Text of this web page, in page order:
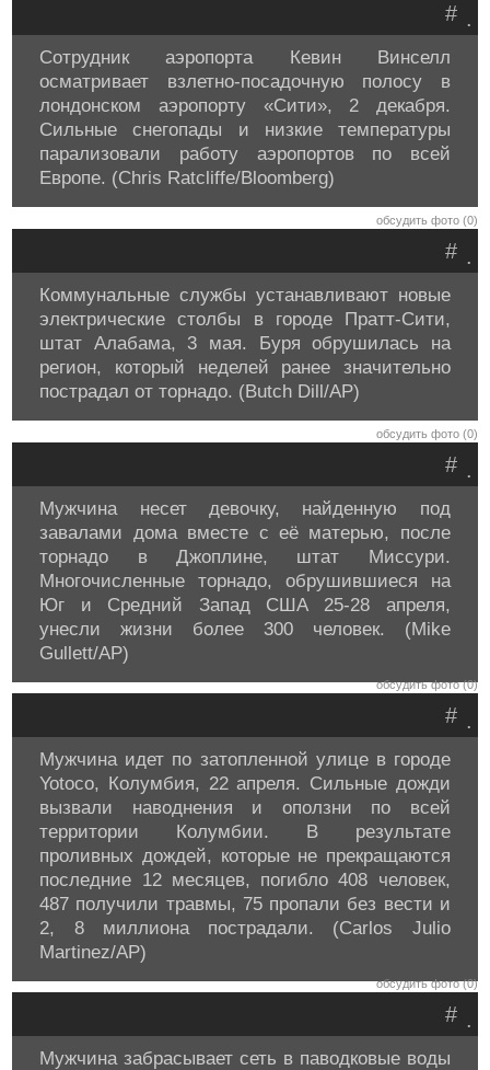
.
#
Сотрудник аэропорта Кевин Винселл
осматривает взлетно-посадочную полосу в
лондонском аэропорту «Сити», 2 декабря.
Сильные снегопады и низкие температуры
парализовали работу аэропортов по всей
Европе. (Chris Ratcliffe/Bloomberg)
обсудить фото (0)
.
#
Коммунальные службы устанавливают новые
электрические столбы в городе Пратт-Сити,
штат Алабама, 3 мая. Буря обрушилась на
регион, который неделей ранее значительно
пострадал от торнадо. (Butch Dill/AP)
обсудить фото (0)
.
#
Мужчина несет девочку, найденную под
завалами дома вместе с её матерью, после
торнадо в Джоплине, штат Миссури.
Многочисленные торнадо, обрушившиеся на
Юг и Средний Запад США 25-28 апреля,
унесли жизни более 300 человек. (Mike
Gullett/AP)
обсудить фото (0)
.
#
Мужчина идет по затопленной улице в городе
Yotoco, Колумбия, 22 апреля. Сильные дожди
вызвали наводнения и оползни по всей
территории Колумбии. В результате
проливных дождей, которые не прекращаются
последние 12 месяцев, погибло 408 человек,
487 получили травмы, 75 пропали без вести и
2, 8 миллиона пострадали. (Carlos Julio
Martinez/AP)
обсудить фото (0)
.
#
Мужчина забрасывает сеть в паводковые воды